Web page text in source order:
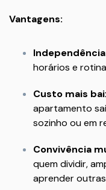
Vantagens:
horários e
Custo mais
apartamento
sozinho ou em
Convivência
quem dividir,
aprender